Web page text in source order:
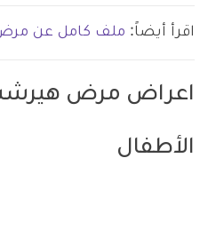
اقرأ أيضاً: ملف كامل عن
اعراض مرض
الأطفال